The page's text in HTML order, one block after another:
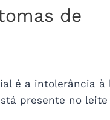
de
é a intolerância à
presente no leite